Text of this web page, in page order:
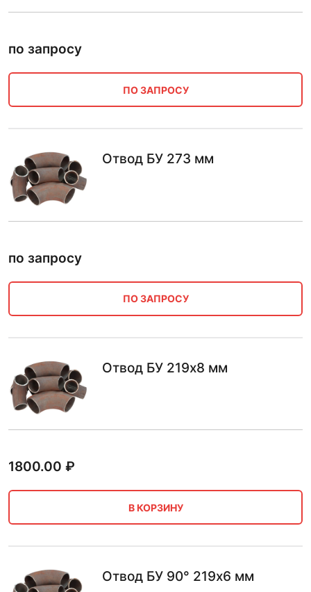
по запросу
ПО ЗАПРОСУ
Отвод БУ 273 мм
по запросу
ПО ЗАПРОСУ
Отвод БУ 219х8 мм
1800.00 ₽
В КОРЗИНУ
Отвод БУ 90° 219х6 мм